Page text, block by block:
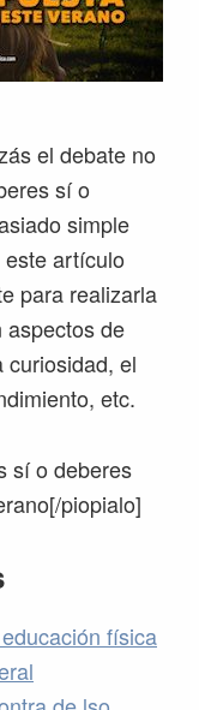
el debate no
sí o
simple
artículo
para realizarla
aspectos de
curiosidad, el
etc.
sí o deberes
piopialo]
física